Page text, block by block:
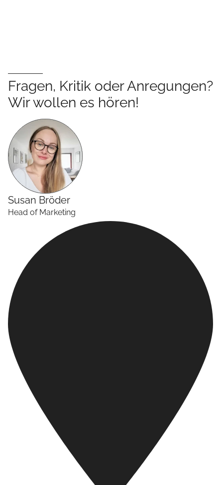
Fragen, Kritik oder Anregungen?
Wir wollen es hören!
Susan Bröder
Head of Marketing